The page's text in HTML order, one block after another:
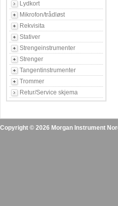
Lydkort
Mikrofon/trådløst
Rekvisita
Stativer
Strengeinstrumenter
Strenger
Tangentinstrumenter
Trommer
Retur/Service skjema
Copyright © 2026 Morgan Instrument